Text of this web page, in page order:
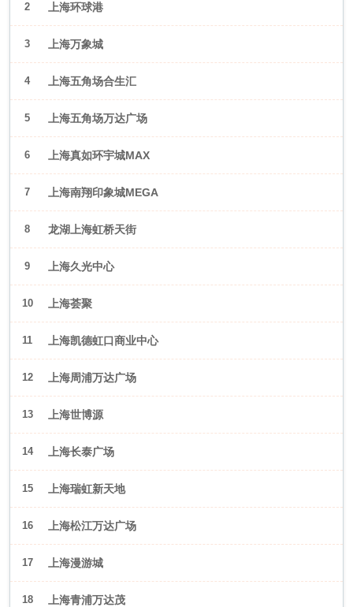
2 上海环球港
3 上海万象城
4 上海五角场合生汇
5 上海五角场万达广场
6 上海真如环宇城MAX
7 上海南翔印象城MEGA
8 龙湖上海虹桥天街
9 上海久光中心
10 上海荟聚
11 上海凯德虹口商业中心
12 上海周浦万达广场
13 上海世博源
14 上海长泰广场
15 上海瑞虹新天地
16 上海松江万达广场
17 上海漫游城
18 上海青浦万达茂